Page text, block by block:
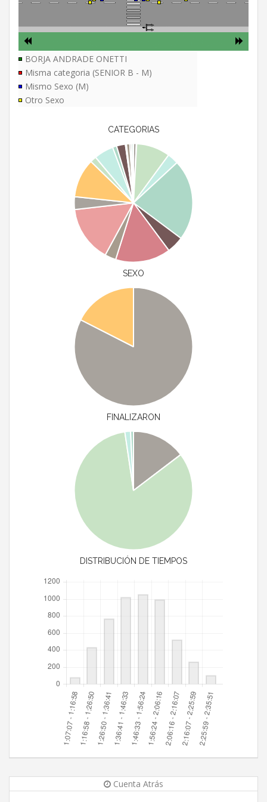
BORJA ANDRADE ONETTI
Misma categoria (SENIOR B - M)
Mismo Sexo (M)
Otro Sexo
CATEGORIAS
SEXO
FINALIZARON
DISTRIBUCIÓN DE TIEMPOS
Cuenta Atrás